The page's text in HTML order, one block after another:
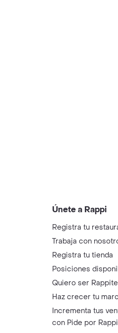
Únete a Rappi
Registra tu
Trabaja con
Registra tu tienda
Posiciones
Quiero ser
Haz crecer tu
Incrementa tus
con Pide por Rappi